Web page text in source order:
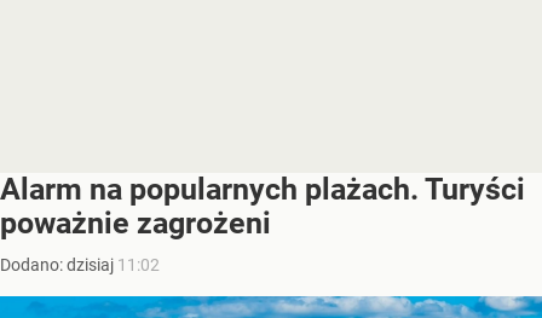
Alarm na popularnych plażach. Turyści
poważnie zagrożeni
Dodano:dzisiaj 11:02